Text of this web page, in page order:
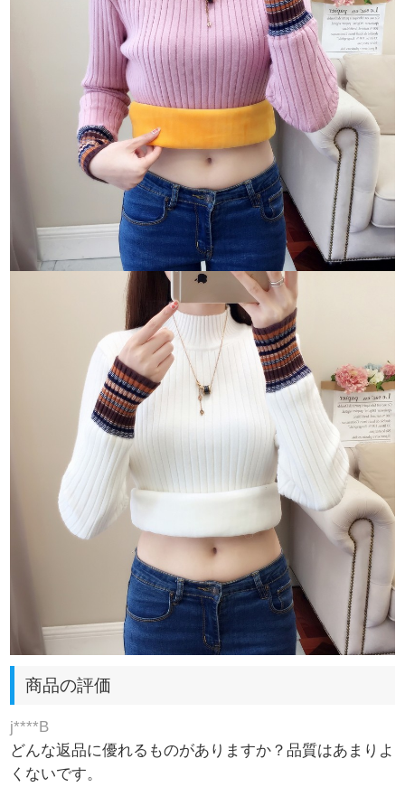
商品の評価
j****B
どんな返品に優れるものがありますか？品質はあまりよ
くないです。